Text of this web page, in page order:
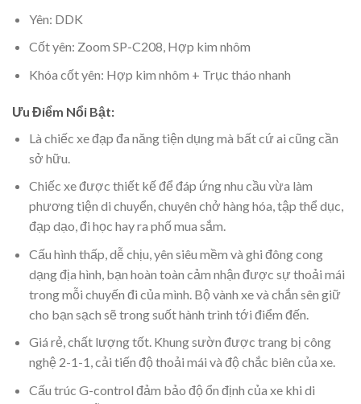
Yên: DDK
Cốt yên: Zoom SP-C208, Hợp kim nhôm
Khóa cốt yên: Hợp kim nhôm + Trục tháo nhanh
Ưu Điểm Nổi Bật:
Là chiếc xe đạp đa năng tiện dụng mà bất cứ ai cũng cần
sở hữu.
Chiếc xe được thiết kế để đáp ứng nhu cầu vừa làm
phương tiện di chuyển, chuyên chở hàng hóa, tập thể dục,
đạp dạo, đi học hay ra phố mua sắm.
Cấu hình thấp, dễ chịu, yên siêu mềm và ghi đông cong
dạng địa hình, bạn hoàn toàn cảm nhận được sự thoải mái
trong mỗi chuyến đi của mình. Bộ vành xe và chắn sên giữ
cho bạn sạch sẽ trong suốt hành trình tới điểm đến.
Giá rẻ, chất lượng tốt. Khung sườn được trang bị công
nghệ 2-1-1, cải tiến độ thoải mái và độ chắc biên của xe.
Cấu trúc G-control đảm bảo độ ổn định của xe khi di